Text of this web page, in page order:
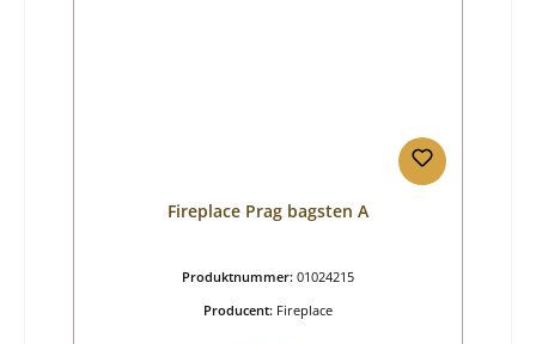
Fireplace Prag bagsten A
Produktnummer: 01024215
Producent: Fireplace